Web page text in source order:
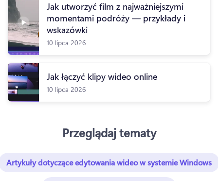
Jak utworzyć film z najważniejszymi
momentami podróży — przykłady i
wskazówki
10 lipca 2026
Jak łączyć klipy wideo online
10 lipca 2026
Przeglądaj tematy
Artykuły dotyczące edytowania wideo w systemie Windows